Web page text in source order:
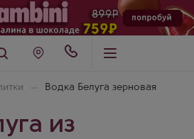
Водка Белуга зерновая
из